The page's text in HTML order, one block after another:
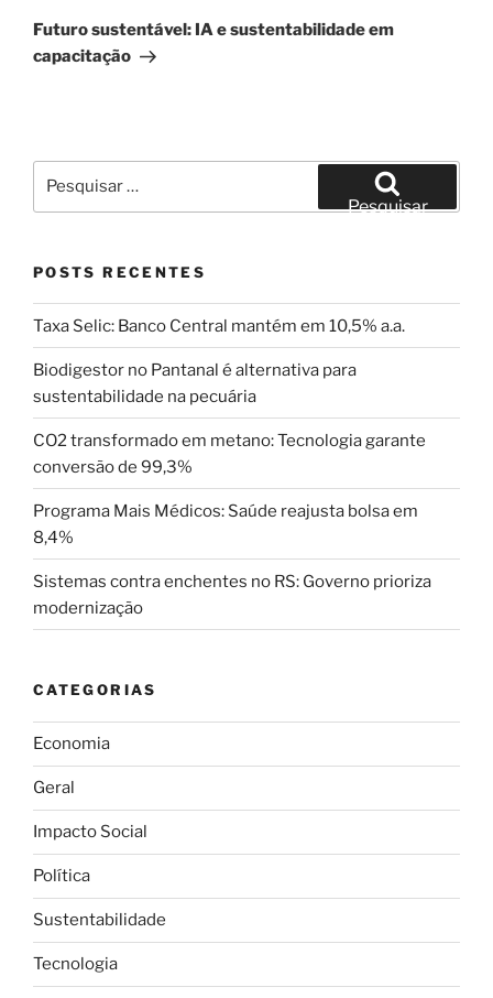
post
Futuro sustentável: IA e sustentabilidade em
capacitação
por:
Pesquisar
POSTS RECENTES
Taxa Selic: Banco Central mantém em 10,5% a.a.
Biodigestor no Pantanal é alternativa para
sustentabilidade na pecuária
CO2 transformado em metano: Tecnologia garante
conversão de 99,3%
Programa Mais Médicos: Saúde reajusta bolsa em
8,4%
Sistemas contra enchentes no RS: Governo prioriza
modernização
CATEGORIAS
Economia
Geral
Impacto Social
Política
Sustentabilidade
Tecnologia